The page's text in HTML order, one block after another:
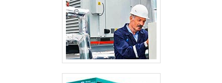
COMPRAR UM GERADOR DE ENERGIA
COMPRAR GRUPO GERADOR DE ENERGIA
COMPRAR GRUPO GERADOR DE ENERGIA A GASOLINA
COMPRAR GRUPO GERADOR DE ENERGIA A DIESEL
COMPRAR GERADORES DE ENERGIA ELÉTRICA
COMPRAR GERADOR